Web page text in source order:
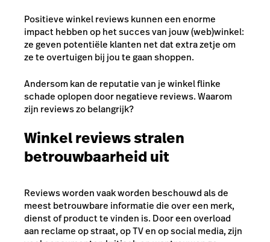
Positieve winkel reviews kunnen een enorme
impact hebben op het succes van jouw (web)winkel:
ze geven potentiële klanten net dat extra zetje om
ze te overtuigen bij jou te gaan shoppen.
Andersom kan de reputatie van je winkel flinke
schade oplopen door negatieve reviews. Waarom
zijn reviews zo belangrijk?
Winkel reviews stralen
betrouwbaarheid uit
Reviews worden vaak worden beschouwd als de
meest betrouwbare informatie die over een merk,
dienst of product te vinden is. Door een overload
aan reclame op straat, op TV en op social media, zijn